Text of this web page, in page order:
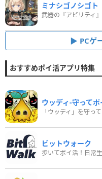
ミナシゴノシゴト
PCゲ
おすすめポイ活アプリ特集
ウッディ‐守って
「ウッディ」を守っ
ビットウォーク